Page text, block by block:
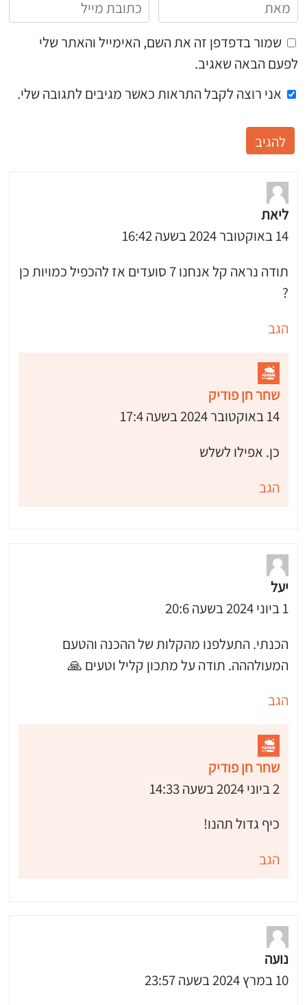
שלי "פודיק" כמנויים עוד היום!
שמור בדפדפן זה את השם, האימייל והאתר שלי
לפעם הבאה שאגיב.
אני רוצה לקבל התראות כאשר מגיבים לתגובה שלי.
ליאת
14 באוקטובר 2024 בשעה 16:42
תודה נראה קל אנחנו 7 סועדים אז להכפיל כמויות כן
?
הגב
שחר חן פודיק
14 באוקטובר 2024 בשעה 17:4
כן. אפילו לשלש
הגב
יעל
1 ביוני 2024 בשעה 20:6
הכנתי. התעלפנו מהקלות של ההכנה והטעם
המעולההה. תודה על מתכון קליל וטעים 🙏
הגב
שחר חן פודיק
2 ביוני 2024 בשעה 14:33
כיף גדול תהנו!
הגב
נועה
10 במרץ 2024 בשעה 23:57